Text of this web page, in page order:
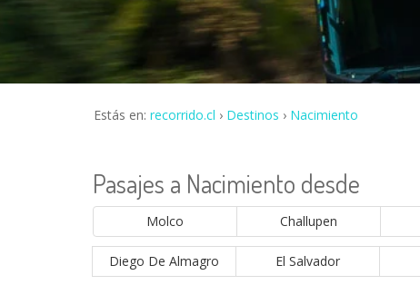
Estás en: recorrido.cl Destinos Nacimiento
Pasajes a Nacimiento desde
Molco Challupen
Diego De Almagro El Salvador